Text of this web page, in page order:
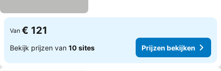
Van € 121
Bekijk prijzen van 10 sites Prijzen bekijken